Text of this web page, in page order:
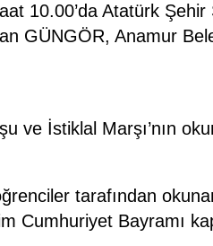
10.00’da Atatürk
GÜNGÖR, Anamur
ve İstiklal Marşı’nın
tarafından
Cumhuriyet Bayramı